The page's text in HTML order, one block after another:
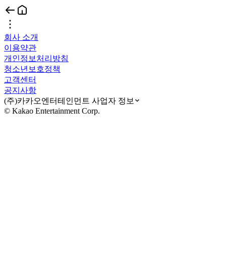
회사 소개
이용약관
개인정보처리방침
청소년보호정책
고객센터
공지사항
(주)카카오엔터테인먼트 사업자 정보
© Kakao Entertainment Corp.